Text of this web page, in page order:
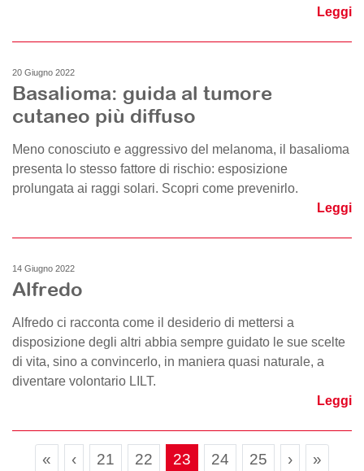
Leggi
20 Giugno 2022
Basalioma: guida al tumore
cutaneo più diffuso
Meno conosciuto e aggressivo del melanoma, il basalioma
presenta lo stesso fattore di rischio: esposizione
prolungata ai raggi solari. Scopri come prevenirlo.
Leggi
14 Giugno 2022
Alfredo
Alfredo ci racconta come il desiderio di mettersi a
disposizione degli altri abbia sempre guidato le sue scelte
di vita, sino a convincerlo, in maniera quasi naturale, a
diventare volontario LILT.
Leggi
Page navigation
« ‹ Page
21 Page
22 Current Page
23 Page
24 Page
25 › »